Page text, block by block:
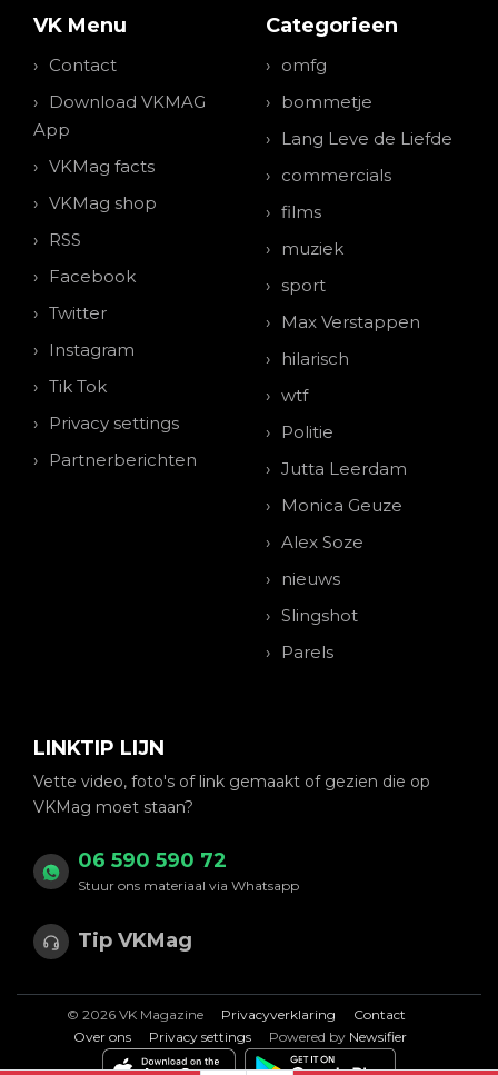
VK Menu
Contact
Download VKMAG
App
VKMag facts
VKMag shop
RSS
Facebook
Twitter
Instagram
Tik Tok
Privacy settings
Partnerberichten
Categorieen
omfg
bommetje
Lang Leve de Liefde
commercials
films
muziek
sport
Max Verstappen
hilarisch
wtf
Politie
Jutta Leerdam
Monica Geuze
Alex Soze
nieuws
Slingshot
Parels
LINKTIP LIJN
Vette video, foto's of link gemaakt of gezien die op
VKMag moet staan?
06 590 590 72
Stuur ons materiaal via Whatsapp
Tip VKMag
© 2026 VK Magazine Privacyverklaring
Contact
Over ons
Privacy settings Powered by Newsifier